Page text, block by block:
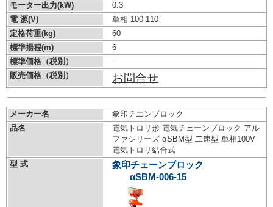
モーター出力(kW)
0.3
電 源(V)
単相 100-110
定格荷重(kg)
60
標準揚程(m)
6
標準価格（税別）
-
販売価格（税別）
お問合せ
メーカー名
象印チエンブロック
品名
電気トロリ形 電気チェーンブロック アル
ファシリーズ αSBM型 二速型 単相100V
電気トロリ結合式
型 式
象印チェーンブロック
αSBM-006-15